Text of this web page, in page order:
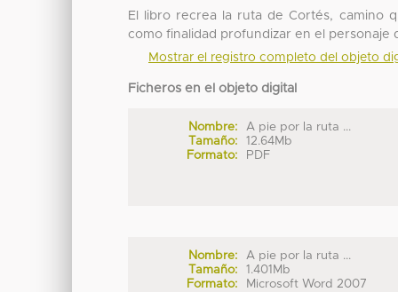
El libro recrea la ruta de Cortés, camino
como finalidad profundizar en el personaje
Mostrar el registro completo del objeto
Ficheros en el objeto digital
Nombre:
A pie por la ruta ...
Tamaño:
12.64Mb
Formato:
PDF
Nombre:
A pie por la ruta ...
Tamaño:
1.401Mb
Formato:
Microsoft Word 2007